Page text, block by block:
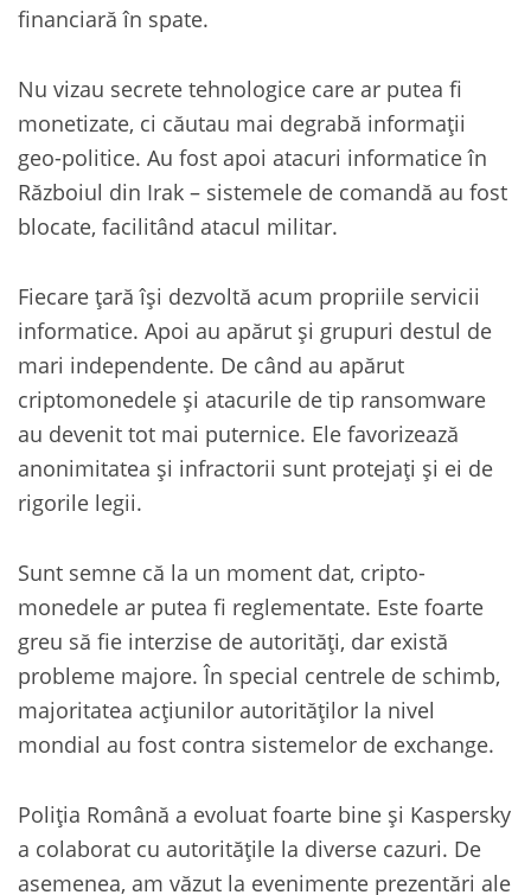
financiară în spate.
Nu vizau secrete tehnologice care ar putea fi
monetizate, ci căutau mai degrabă informații
geo-politice. Au fost apoi atacuri informatice în
Războiul din Irak – sistemele de comandă au fost
blocate, facilitând atacul militar.
Fiecare țară își dezvoltă acum propriile servicii
informatice. Apoi au apărut și grupuri destul de
mari independente. De când au apărut
criptomonedele și atacurile de tip ransomware
au devenit tot mai puternice. Ele favorizează
anonimitatea și infractorii sunt protejați și ei de
rigorile legii.
Sunt semne că la un moment dat, cripto-
monedele ar putea fi reglementate. Este foarte
greu să fie interzise de autorități, dar există
probleme majore. În special centrele de schimb,
majoritatea acțiunilor autorităților la nivel
mondial au fost contra sistemelor de exchange.
Poliția Română a evoluat foarte bine și Kaspersky
a colaborat cu autoritățile la diverse cazuri. De
asemenea, am văzut la evenimente prezentări ale